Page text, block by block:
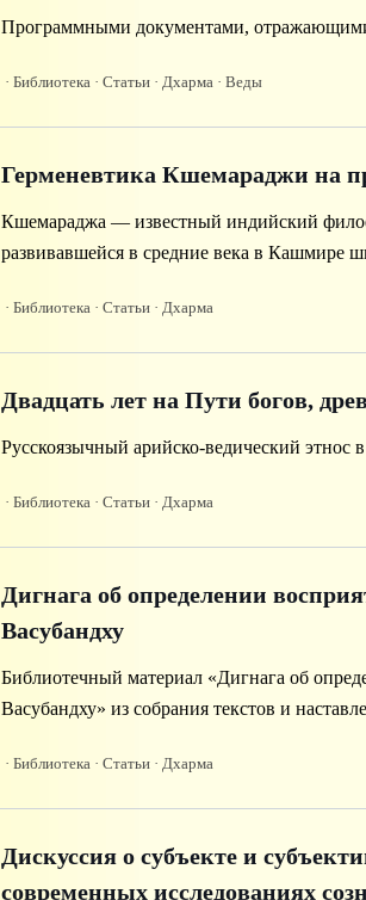
Программными документами,
· Библиотека · Статьи · Дхарма · Веды
Герменевтика Кшемараджи на
Кшемараджа — известный индийский
развивавшейся в средние века в Кашмире
· Библиотека · Статьи · Дхарма
Двадцать лет на Пути богов,
Русскоязычный арийско-ведический этнос в
· Библиотека · Статьи · Дхарма
Дигнага об определении
Васубандху
Библиотечный материал «Дигнага об
Васубандху» из собрания текстов и
· Библиотека · Статьи · Дхарма
Дискуссия о субъекте и
современных исследованиях